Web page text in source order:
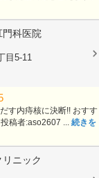
科医院
目5-11
す内痔核に決断!! おすす
者:aso2607 ... 続きを
ニック